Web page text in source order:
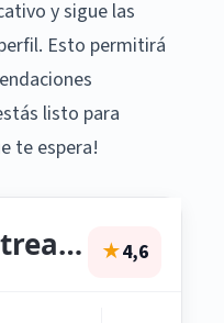
y sigue las
Esto permitirá
listo para
te espera!
DramaBox - Stream Drama Shorts ★4,6